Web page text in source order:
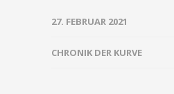
27. FEBRUAR 2021
CHRONIK DER KURVE